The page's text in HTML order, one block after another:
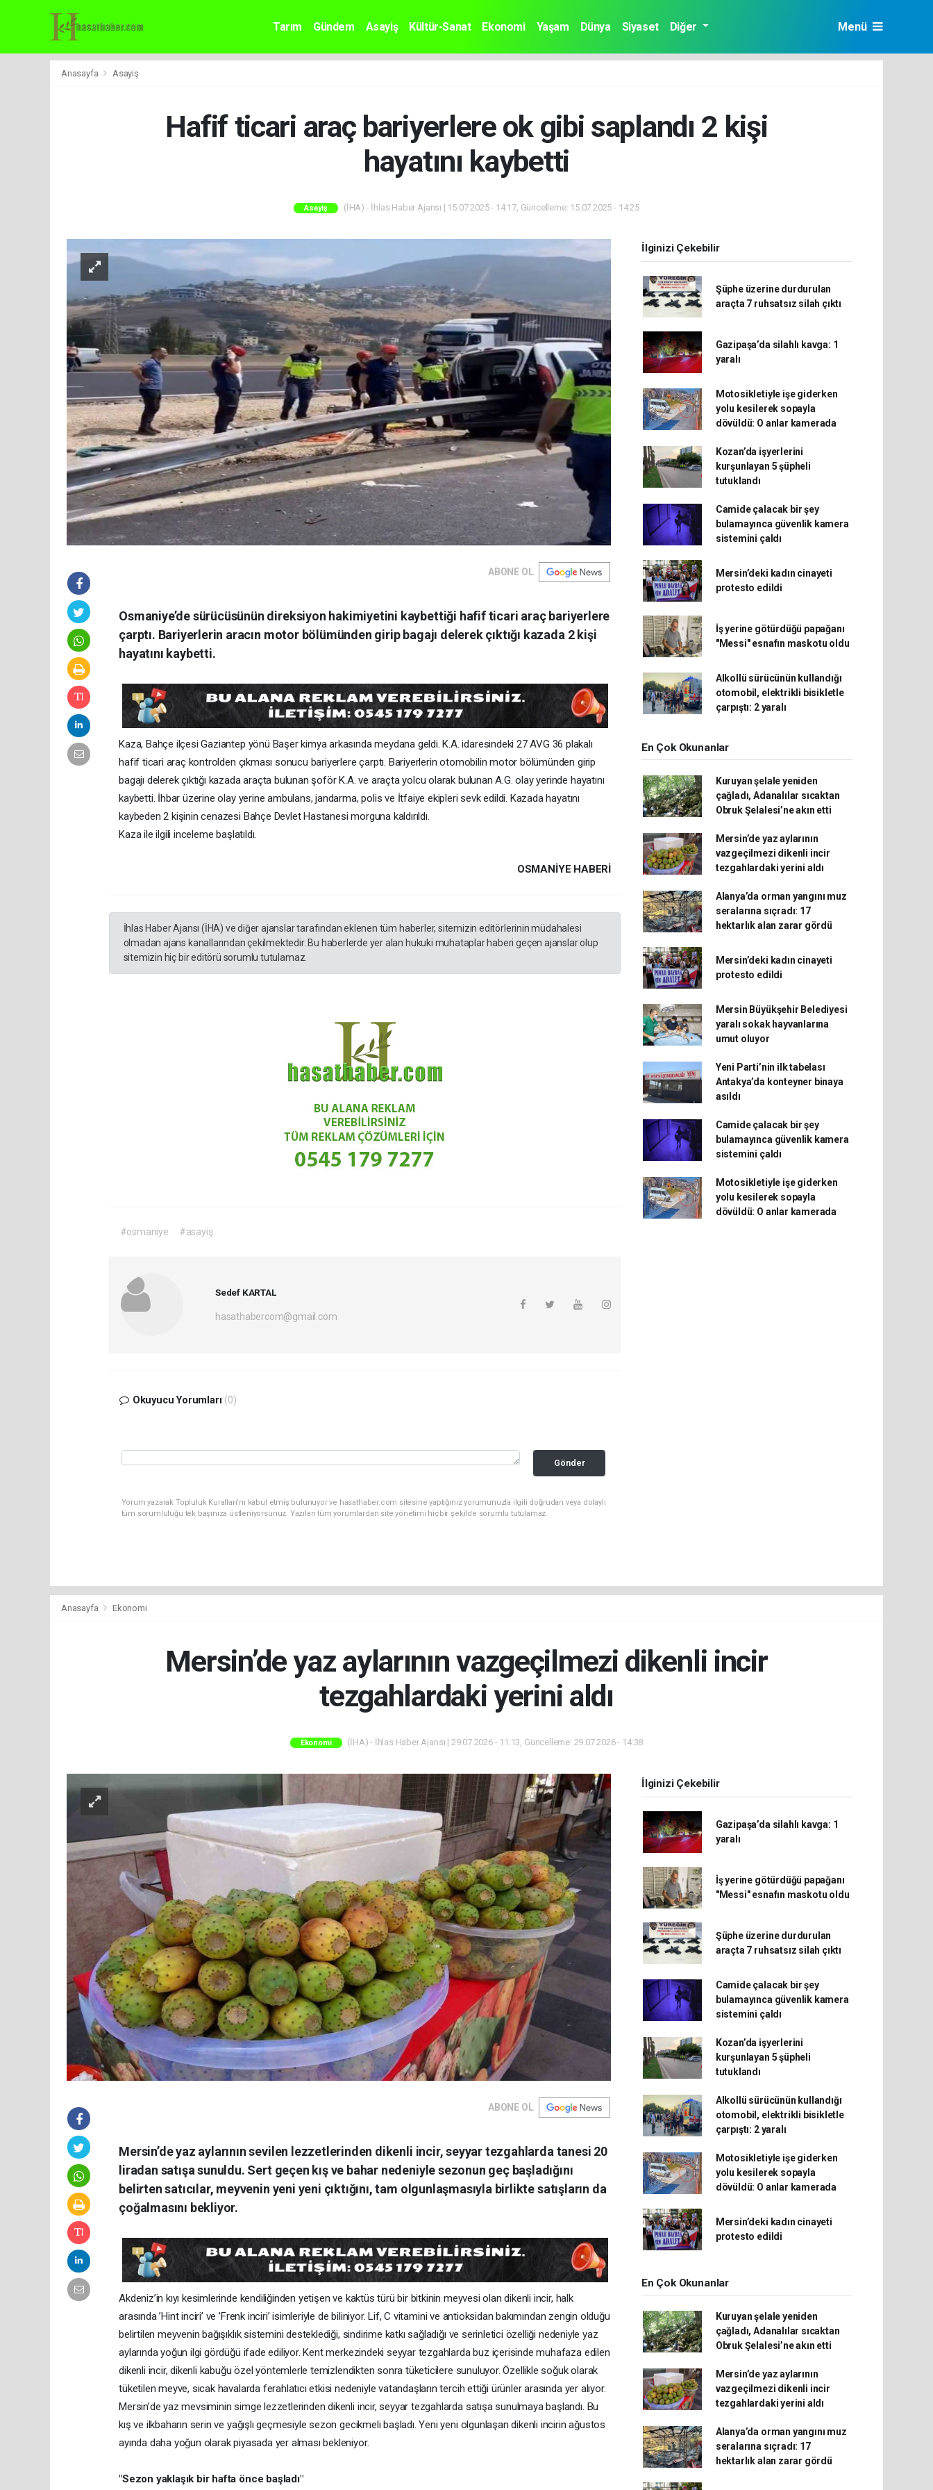
Tarım Gündem Asayiş Kültür-Sanat Ekonomi Yaşam Dünya Siyaset Diğer Menü
Anasayfa Asayiş
Hafif ticari araç bariyerlere ok gibi saplandı 2 kişi
hayatını kaybetti
Asayiş (İHA) - İhlas Haber Ajansı | 15.07.2025 - 14:17, Güncelleme: 15.07.2025 - 14:25
ABONE OL
Osmaniye’de sürücüsünün direksiyon hakimiyetini kaybettiği hafif ticari araç bariyerlere
çarptı. Bariyerlerin aracın motor bölümünden girip bagajı delerek çıktığı kazada 2 kişi
hayatını kaybetti.
Kaza, Bahçe ilçesi Gaziantep yönü Başer kimya arkasında meydana geldi. K.A. idaresindeki 27 AVG 36 plakalı
hafif ticari araç kontrolden çıkması sonucu bariyerlere çarptı. Bariyerlerin otomobilin motor bölümünden girip
bagajı delerek çıktığı kazada araçta bulunan şoför K.A. ve araçta yolcu olarak bulunan A.G. olay yerinde hayatını
kaybetti. İhbar üzerine olay yerine ambulans, jandarma, polis ve İtfaiye ekipleri sevk edildi. Kazada hayatını
kaybeden 2 kişinin cenazesi Bahçe Devlet Hastanesi morguna kaldırıldı.
Kaza ile ilgili inceleme başlatıldı.
OSMANIYE HABERİ
İhlas Haber Ajansı (İHA) ve diğer ajanslar tarafından eklenen tüm haberler, sitemizin editörlerinin müdahalesi
olmadan ajans kanallarından çekilmektedir. Bu haberlerde yer alan hukuki muhataplar haberi geçen ajanslar olup
sitemizin hiç bir editörü sorumlu tutulamaz.
#osmaniye #asayiş
Sedef KARTAL
hasathabercom@gmail.com
Okuyucu Yorumları (0)
Gönder
Yorum yazarak Topluluk Kuralları’nı kabul etmiş bulunuyor ve hasathaber.com sitesine yaptığınız yorumunuzla ilgili doğrudan veya dolaylı
tüm sorumluluğu tek başınıza üstleniyorsunuz. Yazılan tüm yorumlardan site yönetimi hiçbir şekilde sorumlu tutulamaz.
İlginizi Çekebilir
Şüphe üzerine durdurulan
araçta 7 ruhsatsız silah çıktı
Gazipaşa’da silahlı kavga: 1
yaralı
Motosikletiyle işe giderken
yolu kesilerek sopayla
dövüldü: O anlar kamerada
Kozan’da işyerlerini
kurşunlayan 5 şüpheli
tutuklandı
Camide çalacak bir şey
bulamayınca güvenlik kamera
sistemini çaldı
Mersin’deki kadın cinayeti
protesto edildi
İş yerine götürdüğü papağanı
"Messi" esnafın maskotu oldu
Alkollü sürücünün kullandığı
otomobil, elektrikli bisikletle
çarpıştı: 2 yaralı
En Çok Okunanlar
Kuruyan şelale yeniden
çağladı, Adanalılar sıcaktan
Obruk Şelalesi’ne akın etti
Mersin’de yaz aylarının
vazgeçilmezi dikenli incir
tezgahlardaki yerini aldı
Alanya’da orman yangını muz
seralarına sıçradı: 17
hektarlık alan zarar gördü
Mersin’deki kadın cinayeti
protesto edildi
Mersin Büyükşehir Belediyesi
yaralı sokak hayvanlarına
umut oluyor
Yeni Parti’nin ilk tabelası
Antakya’da konteyner binaya
asıldı
Camide çalacak bir şey
bulamayınca güvenlik kamera
sistemini çaldı
Motosikletiyle işe giderken
yolu kesilerek sopayla
dövüldü: O anlar kamerada
Anasayfa Ekonomi
Mersin’de yaz aylarının vazgeçilmezi dikenli incir
tezgahlardaki yerini aldı
Ekonomi (İHA) - İhlas Haber Ajansı | 29.07.2026 - 11:13, Güncelleme: 29.07.2026 - 14:38
ABONE OL
Mersin’de yaz aylarının sevilen lezzetlerinden dikenli incir, seyyar tezgahlarda tanesi 20
liradan satışa sunuldu. Sert geçen kış ve bahar nedeniyle sezonun geç başladığını
belirten satıcılar, meyvenin yeni yeni çıktığını, tam olgunlaşmasıyla birlikte satışların da
çoğalmasını bekliyor.
Akdeniz’in kıyı kesimlerinde kendiliğinden yetişen ve kaktüs türü bir bitkinin meyvesi olan dikenli incir, halk
arasında ’Hint inciri’ ve ’Frenk inciri’ isimleriyle de biliniyor. Lif, C vitamini ve antioksidan bakımından zengin olduğu
belirtilen meyvenin bağışıklık sistemini desteklediği, sindirime katkı sağladığı ve serinletici özelliği nedeniyle yaz
aylarında yoğun ilgi gördüğü ifade ediliyor. Kent merkezindeki seyyar tezgahlarda buz içerisinde muhafaza edilen
dikenli incir, dikenli kabuğu özel yöntemlerle temizlendikten sonra tüketicilere sunuluyor. Özellikle soğuk olarak
tüketilen meyve, sıcak havalarda ferahlatıcı etkisi nedeniyle vatandaşların tercih ettiği ürünler arasında yer alıyor.
Mersin’de yaz mevsiminin simge lezzetlerinden dikenli incir, seyyar tezgahlarda satışa sunulmaya başlandı. Bu
kış ve ilkbaharın serin ve yağışlı geçmesiyle sezon gecikmeli başladı. Yeni yeni olgunlaşan dikenli incirin ağustos
ayında daha yoğun olarak piyasada yer alması bekleniyor.
"Sezon yaklaşık bir hafta önce başladı"
İlginizi Çekebilir
Gazipaşa’da silahlı kavga: 1
yaralı
İş yerine götürdüğü papağanı
"Messi" esnafın maskotu oldu
Şüphe üzerine durdurulan
araçta 7 ruhsatsız silah çıktı
Camide çalacak bir şey
bulamayınca güvenlik kamera
sistemini çaldı
Kozan’da işyerlerini
kurşunlayan 5 şüpheli
tutuklandı
Alkollü sürücünün kullandığı
otomobil, elektrikli bisikletle
çarpıştı: 2 yaralı
Motosikletiyle işe giderken
yolu kesilerek sopayla
dövüldü: O anlar kamerada
Mersin’deki kadın cinayeti
protesto edildi
En Çok Okunanlar
Kuruyan şelale yeniden
çağladı, Adanalılar sıcaktan
Obruk Şelalesi’ne akın etti
Mersin’de yaz aylarının
vazgeçilmezi dikenli incir
tezgahlardaki yerini aldı
Alanya’da orman yangını muz
seralarına sıçradı: 17
hektarlık alan zarar gördü